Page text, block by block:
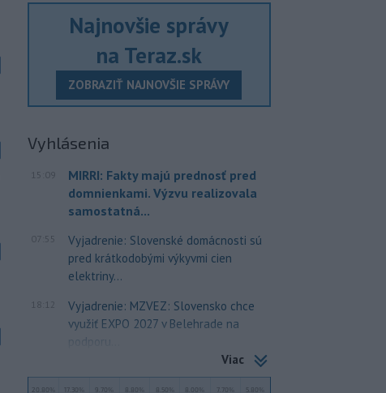
Najnovšie správy
na Teraz.sk
ZOBRAZIŤ NAJNOVŠIE SPRÁVY
Vyhlásenia
15:09
MIRRI: Fakty majú prednosť pred
domnienkami. Výzvu realizovala
samostatná...
07:55
Vyjadrenie: Slovenské domácnosti sú
pred krátkodobými výkyvmi cien
elektriny...
18:12
Vyjadrenie: MZVEZ: Slovensko chce
využiť EXPO 2027 v Belehrade na
podporu...
Viac